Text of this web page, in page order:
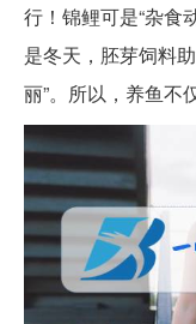
行！锦鲤可是“杂食
是冬天，胚芽饲料
丽”。所以，养鱼不